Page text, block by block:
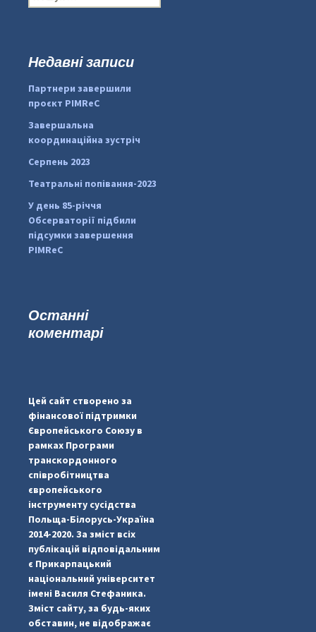
#PipIvanToday
pimrec_project
о
:Недавні записи
Партнери завершили
проєкт PIMReC
Завершальна
координаційна зустріч
Серпень 2023
Театральні попівання-2023
У день 85-річчя
Обсерваторії підбили
підсумки завершення
PIMReC
Останні
коментарі
Цей сайт створено за
фінансової підтримки
Європейського Союзу в
рамках Програми
транскордонного
співробітництва
європейського
інструменту сусідства
Польща-Білорусь-Україна
2014-2020. За зміст всіх
публікацій відповідальним
є Прикарпацький
національний університет
імені Василя Стефаника.
Зміст сайту, за будь-яких
обставин, не відображає